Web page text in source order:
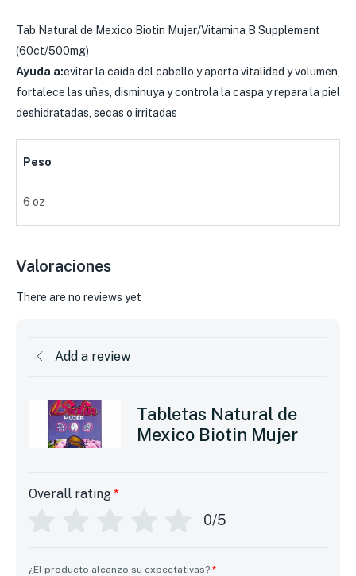
Tab Natural de Mexico Biotin Mujer/Vitamina B Supplement
(60ct/500mg)
Ayuda a:evitar la caída del cabello y aporta vitalidad y volumen,
fortalece las uñas, disminuya y controla la caspa y repara la piel
deshidratadas, secas o irritadas
Peso
6 oz
Valoraciones
There are no reviews yet
Add a review
Tabletas Natural de
Mexico Biotin Mujer
Overall rating*
0/5
¿El producto alcanzo su expectativas? *